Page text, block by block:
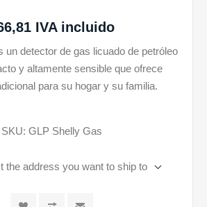
IVA incluido
un detector de gas licuado de petróleo
y altamente sensible que ofrece
para su hogar y su familia.
SKU: GLP Shelly Gas
the address you want to ship to